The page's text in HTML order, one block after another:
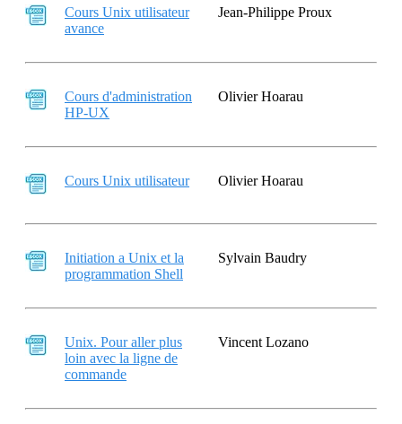
Cours Unix utilisateur
avance
Jean-Philippe Proux
Cours d'administration
HP-UX
Olivier Hoarau
Cours Unix utilisateur Olivier Hoarau
Initiation a Unix et la
programmation Shell
Sylvain Baudry
Unix. Pour aller plus
loin avec la ligne de
commande
Vincent Lozano